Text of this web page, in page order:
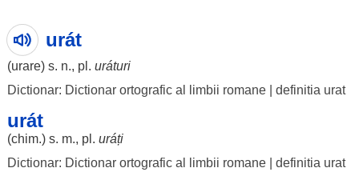
urát
(urare) s. n., pl. uráturi
Dictionar: Dictionar ortografic al limbii romane| definitia urat
urát
(chim.) s. m., pl. uráți
Dictionar: Dictionar ortografic al limbii romane| definitia urat